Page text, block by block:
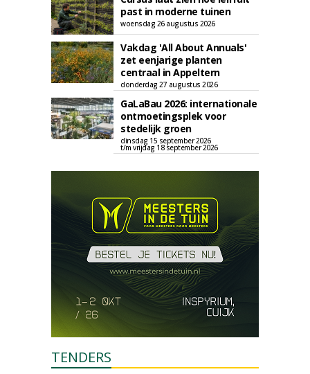
past in moderne tuinen
woensdag 26 augustus 2026
Vakdag 'All About Annuals'
zet eenjarige planten
centraal in Appeltern
donderdag 27 augustus 2026
GaLaBau 2026: internationale
ontmoetingsplek voor
stedelijk groen
dinsdag 15 september 2026
t/m vrijdag 18 september 2026
TENDERS